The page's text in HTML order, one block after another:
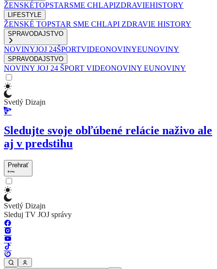
ŽENSKÉTOPSTARSME CHLAPIZDRAVIEHISTORY
LIFESTYLE
ŽENSKÉ TOPSTAR SME CHLAPI ZDRAVIE HISTORY
SPRAVODAJSTVO
NOVINYJOJ 24ŠPORTVIDEONOVINYEUNOVINY
SPRAVODAJSTVO
NOVINY JOJ 24 ŠPORT VIDEONOVINY EUNOVINY
Svetlý Dizajn
Sledujte svoje obľúbené relácie naživo ale
aj v predstihu
Prehrať
Svetlý Dizajn
Sleduj TV JOJ správy